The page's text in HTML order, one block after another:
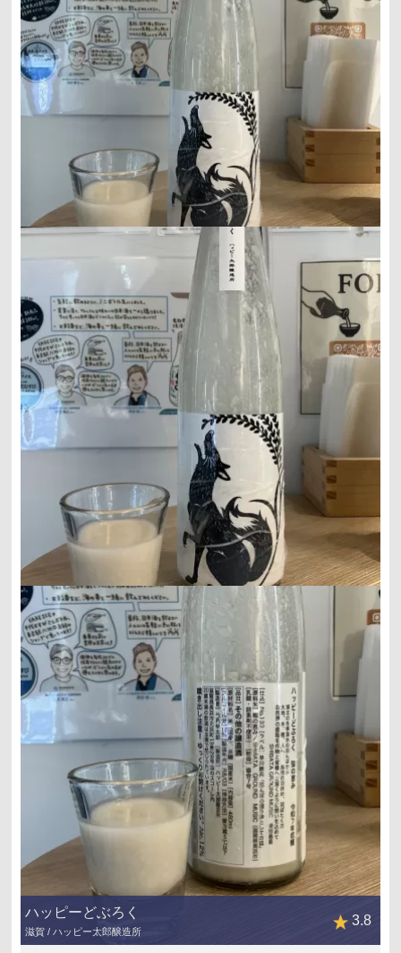
ハッピーどぶろく
滋賀 / ハッピー太郎醸造所
3.8